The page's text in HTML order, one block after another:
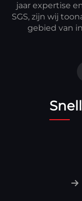
jaar expertise
SGS, zijn wij
gebied van